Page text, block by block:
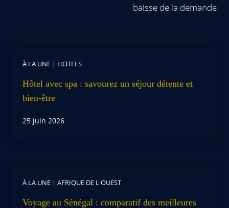
baisse de la demande
À LA UNE | HOTELS
Hôtel avec spa : savourez un séjour détente et
bien-être
25 juin 2026
À LA UNE | AFRIQUE DE L'OUEST
Voyage au Sénégal : comparatif des meilleures